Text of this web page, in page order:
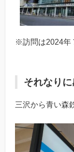
※訪問は2024年
それなり
三沢から青い森